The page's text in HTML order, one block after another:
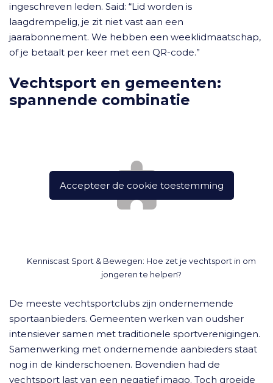
ingeschreven leden. Said: “Lid worden is
laagdrempelig, je zit niet vast aan een
jaarabonnement. We hebben een weeklidmaatschap,
of je betaalt per keer met een QR-code.”
Vechtsport en gemeenten:
spannende combinatie
Accepteer de cookie toestemming
Kenniscast Sport & Bewegen: Hoe zet je vechtsport in om
jongeren te helpen?
De meeste vechtsportclubs zijn ondernemende
sportaanbieders. Gemeenten werken van oudsher
intensiever samen met traditionele sportverenigingen.
Samenwerking met ondernemende aanbieders staat
nog in de kinderschoenen. Bovendien had de
vechtsport last van een negatief imago. Toch groeide